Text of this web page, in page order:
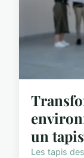
un
Les tapis